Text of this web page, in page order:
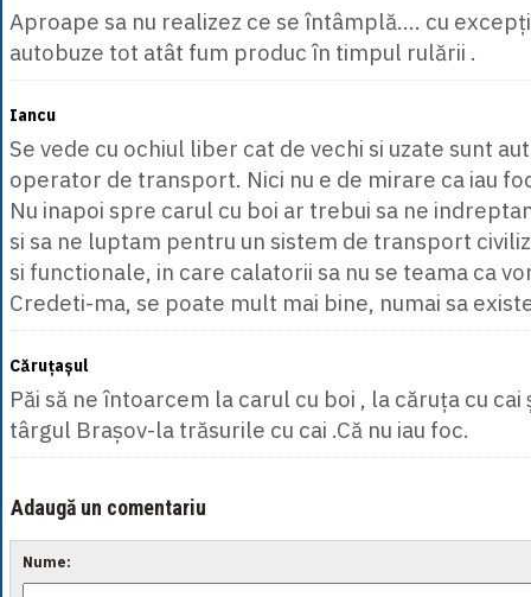
Aproape sa nu realizez ce se întâmplă.... cu
autobuze tot atât fum produc în timpul rulării .
Iancu
Se vede cu ochiul liber cat de vechi si uzate sunt
operator de transport. Nici nu e de mirare ca iau
Nu inapoi spre carul cu boi ar trebui sa ne
si sa ne luptam pentru un sistem de transport
si functionale, in care calatorii sa nu se teama ca
Credeti-ma, se poate mult mai bine, numai sa
Căruțașul
Păi să ne întoarcem la carul cu boi , la căruța cu cai
târgul Brașov-la trăsurile cu cai .Că nu iau foc.
Adaugă un comentariu
Nume: